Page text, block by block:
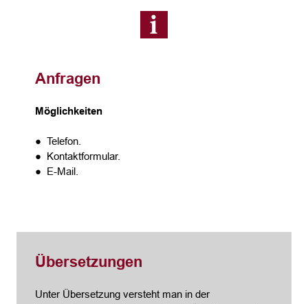
Anfragen
Möglichkeiten
● Telefon.
● Kontaktformular.
● E-Mail.
Übersetzungen
Unter Übersetzung versteht man in der